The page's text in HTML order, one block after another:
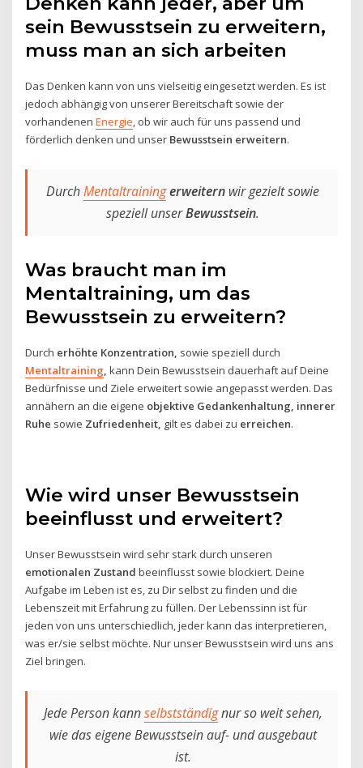
sein Bewusstsein zu erweitern,
muss man an sich arbeiten
Das Denken kann von uns vielseitig eingesetzt werden. Es ist
jedoch abhängig von unserer Bereitschaft sowie der
vorhandenenEnergie, ob wir auch für uns passend und
förderlich denken und unser Bewusstsein erweitern.
DurchMentaltrainingerweitern wir gezielt sowie
speziell unserBewusstsein.
Was braucht man im
Mentaltraining, um das
Bewusstsein zu erweitern?
Durch erhöhte Konzentration, sowie speziell durch
Mentaltraining, kann Dein Bewusstsein dauerhaft auf Deine
Bedürfnisse und Ziele erweitert sowie angepasst werden. Das
annähern an die eigene objektive Gedankenhaltung, innerer
Ruhe sowie Zufriedenheit, gilt es dabei zu erreichen.
Wie wird unser Bewusstsein
beeinflusst und erweitert?
Unser Bewusstsein wird sehr stark durch unseren
emotionalen Zustand beeinflusst sowie blockiert. Deine
Aufgabe im Leben ist es, zu Dir selbst zu finden und die
Lebenszeit mit Erfahrung zu füllen. Der Lebenssinn ist für
jeden von uns unterschiedlich, jeder kann das interpretieren,
was er/sie selbst möchte. Nur unser Bewusstsein wird uns ans
Ziel bringen.
Jede Person kannselbstständignur so weit sehen,
wie das eigene Bewusstsein auf- und ausgebaut
ist.